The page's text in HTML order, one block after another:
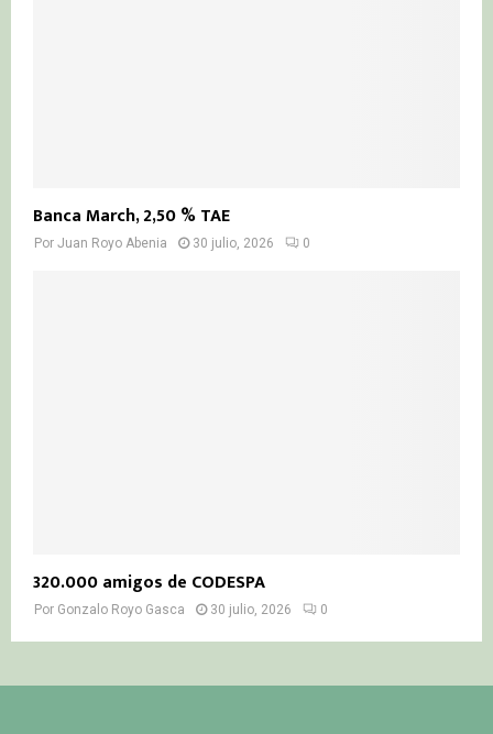
Banca March, 2,50 % TAE
Por Juan Royo Abenia 30 julio, 2026 0
320.000 amigos de CODESPA
Por Gonzalo Royo Gasca 30 julio, 2026 0